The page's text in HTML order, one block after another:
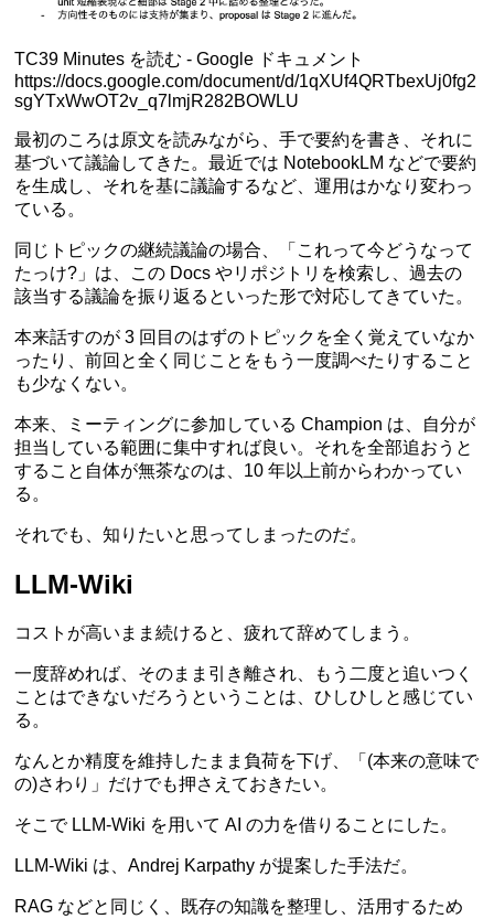
TC39 Minutes を読む - Google ドキュメント
https://docs.google.com/document/d/1qXUf4QRTbexUj0fg2
sgYTxWwOT2v_q7lmjR282BOWLU
最初のころは原文を読みながら、手で要約を書き、それに
基づいて議論してきた。最近では NotebookLM などで要約
を生成し、それを基に議論するなど、運用はかなり変わっ
ている。
同じトピックの継続議論の場合、「これって今どうなって
たっけ?」は、この Docs やリポジトリを検索し、過去の
該当する議論を振り返るといった形で対応してきていた。
本来話すのが 3 回目のはずのトピックを全く覚えていなか
ったり、前回と全く同じことをもう一度調べたりすること
も少なくない。
本来、ミーティングに参加している Champion は、自分が
担当している範囲に集中すれば良い。それを全部追おうと
すること自体が無茶なのは、10 年以上前からわかってい
る。
それでも、知りたいと思ってしまったのだ。
LLM-Wiki
コストが高いまま続けると、疲れて辞めてしまう。
一度辞めれば、そのまま引き離され、もう二度と追いつく
ことはできないだろうということは、ひしひしと感じてい
る。
なんとか精度を維持したまま負荷を下げ、「(本来の意味で
の)さわり」だけでも押さえておきたい。
そこで LLM-Wiki を用いて AI の力を借りることにした。
LLM-Wiki は、Andrej Karpathy が提案した手法だ。
RAG などと同じく、既存の知識を整理し、活用するため